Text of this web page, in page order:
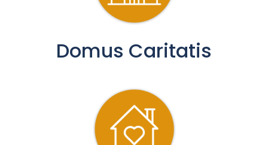
Domus Caritatis